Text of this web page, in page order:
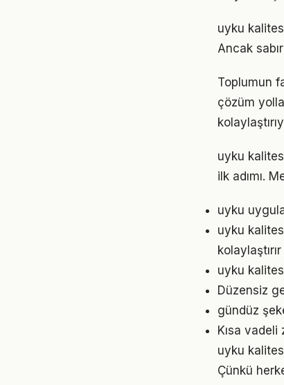
uyku
Ancak
Toplumun
çözüm
uyku
ilk adımı.
uyku
uyku
kolaylaştırır
uyku
Düzensiz
gündüz
Kısa
uyku
Çünkü